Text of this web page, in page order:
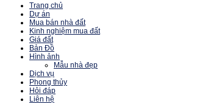
Trang chủ
Dự án
Mua bán nhà đất
Kinh nghiệm mua đất
Giá đất
Bản Đồ
Hình ảnh
Mẫu nhà đẹp
Dịch vụ
Phong thủy
Hỏi đáp
Liên hệ